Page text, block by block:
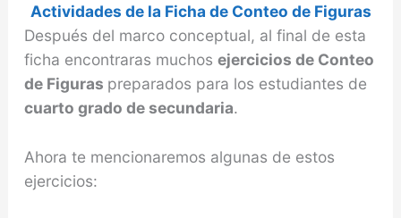
Actividades de la Ficha de Conteo de Figuras
Después del marco conceptual, al final de esta
ficha encontraras muchos ejercicios de Conteo
de Figuras preparados para los estudiantes de
cuarto grado de secundaria.
Ahora te mencionaremos algunas de estos
ejercicios: